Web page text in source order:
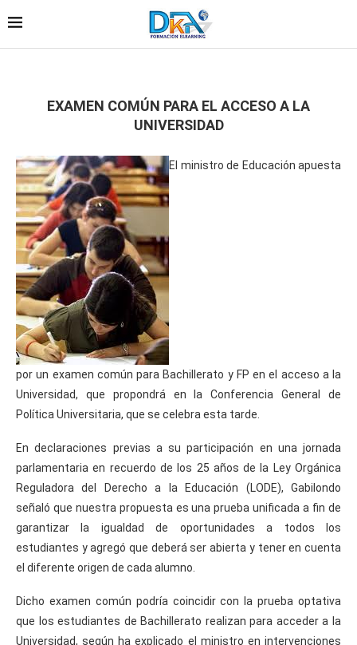
EXAMEN COMÚN PARA EL ACCESO A LA
UNIVERSIDAD
El ministro de Educación apuesta
por un examen común para Bachillerato y FP en el acceso a la
Universidad, que propondrá en la Conferencia General de
Política Universitaria, que se celebra esta tarde.
En declaraciones previas a su participación en una jornada
parlamentaria en recuerdo de los 25 años de la Ley Orgánica
Reguladora del Derecho a la Educación (LODE), Gabilondo
señaló que nuestra propuesta es una prueba unificada a fin de
garantizar la igualdad de oportunidades a todos los
estudiantes y agregó que deberá ser abierta y tener en cuenta
el diferente origen de cada alumno.
Dicho examen común podría coincidir con la prueba optativa
que los estudiantes de Bachillerato realizan para acceder a la
Universidad, según ha explicado el ministro en intervenciones